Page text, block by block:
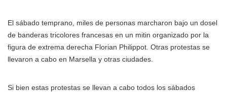
El sábado temprano, miles de personas marcharon bajo un dosel
de banderas tricolores francesas en un mitin organizado por la
figura de extrema derecha Florian Philippot. Otras protestas se
llevaron a cabo en Marsella y otras ciudades.
Si bien estas protestas se llevan a cabo todos los sábados